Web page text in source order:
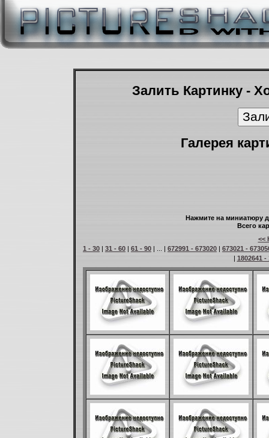
Залить Картинку -
Галерея
Нажмите на миниатюру
Всего
<<
1 - 30 | 31 - 60 | 61 - 90 | ... | 672991 - 673020 | 673021 -
| 1802641 -